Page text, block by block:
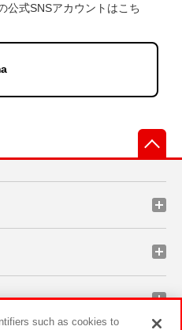
公式SNSアカウントはこち
such as cookies to